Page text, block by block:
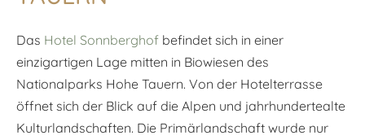
Das Hotel Sonnberghof befindet sich in einer
einzigartigen Lage mitten in Biowiesen des
Nationalparks Hohe Tauern. Von der Hotelterrasse
öffnet sich der Blick auf die Alpen und jahrhundertealte
Kulturlandschaften. Die Primärlandschaft wurde nur